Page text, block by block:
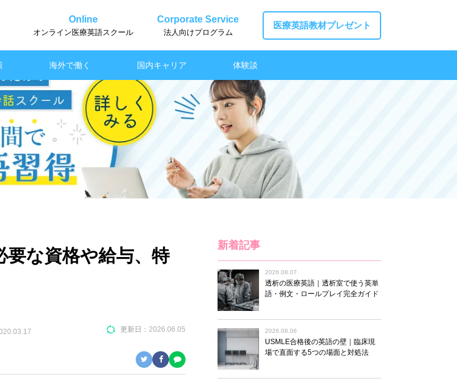
Online
オンライン医療英語スクール
Corporate Service
法人向けプログラム
医療英語教材プレゼント
海外で働く 国内キャリア 体験談
要な資格や給与、特
更新日： 2026.06.05
新着記事
2026.08.07
透析の医療英語｜透析室で使う英単
語・例文・ロールプレイ完全ガイド
2026.08.06
USMLE合格後の英語の壁｜臨床現
場で直面する5つの場面と対処法